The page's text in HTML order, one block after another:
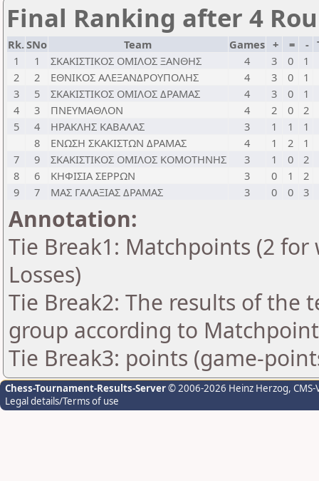
Final Ranking after 4
Rk.SNo Team Games + = -
1
1 ΣΚΑΚΙΣΤΙΚΟΣ ΟΜΙΛΟΣ ΞΑΝΘΗΣ 4 3 0
1
2
2 ΕΘΝΙΚΟΣ ΑΛΕΞΑΝΔΡΟΥΠΟΛΗΣ 4 3 0
1
3
5 ΣΚΑΚΙΣΤΙΚΟΣ ΟΜΙΛΟΣ ΔΡΑΜΑΣ 4 3 0
1
4
3 ΠΝΕΥΜΑΘΛΟΝ 4 2 0
2
5
4 ΗΡΑΚΛΗΣ ΚΑΒΑΛΑΣ 3 1 1
1
8
ΕΝΩΣΗ ΣΚΑΚΙΣΤΩΝ ΔΡΑΜΑΣ 4 1 2
1
7
9 ΣΚΑΚΙΣΤΙΚΟΣ ΟΜΙΛΟΣ ΚΟΜΟΤΗΝΗΣ 3 1 0
2
8
6 ΚΗΦΙΣΙΑ ΣΕΡΡΩΝ 3 0 1
2
9
7 ΜΑΣ ΓΑΛΑΞΙΑΣ ΔΡΑΜΑΣ 3 0 0 3
Annotation:
Tie Break1: Matchpoints (2
Losses)
Tie Break2: The results of the
group according to
Tie Break3: points (game-
Chess-Tournament-Results-Server© 2006-2026 Heinz Herzog,
Legal details/Terms of use